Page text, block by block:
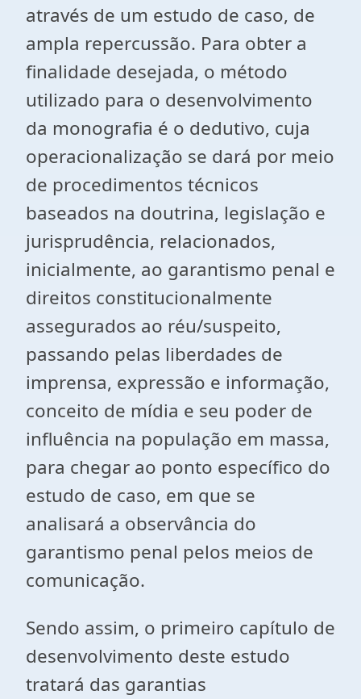
através de um estudo de caso, de
ampla repercussão. Para obter a
finalidade desejada, o método
utilizado para o desenvolvimento
da monografia é o dedutivo, cuja
operacionalização se dará por meio
de procedimentos técnicos
baseados na doutrina, legislação e
jurisprudência, relacionados,
inicialmente, ao garantismo penal e
direitos constitucionalmente
assegurados ao réu/suspeito,
passando pelas liberdades de
imprensa, expressão e informação,
conceito de mídia e seu poder de
influência na população em massa,
para chegar ao ponto específico do
estudo de caso, em que se
analisará a observância do
garantismo penal pelos meios de
comunicação.
Sendo assim, o primeiro capítulo de
desenvolvimento deste estudo
tratará das garantias